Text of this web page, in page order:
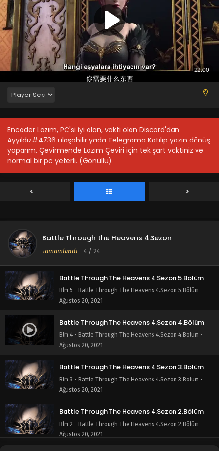
Encoder Lazım, PC'si iyi olan, vakti olan Discord'dan
Ayyıldız#4736 ulaşabilir yada Telegrama Katılıp yazın dönüş
yaparım. Çevirmende Lazım Çeviri için tek şart vaktiniz ve
normal bir pc yeterli. (Gönüllü)
Battle Through the Heavens 4.Sezon
Tamamlandı - 4 / 24
Battle Through The Heavens 4.Sezon 11.Bölüm
Blm 11 - Battle Through The Heavens 4.Sezon 11.Bölüm -
Ağustos 20, 2021
Battle Through The Heavens 4.Sezon 10.Bölüm
Blm 10 - Battle Through The Heavens 4.Sezon 10.Bölüm -
Ağustos 20, 2021
Battle Through The Heavens 4.Sezon 8.Bölüm
Blm 8 - Battle Through The Heavens 4.Sezon 8.Bölüm -
Battle Through The Heavens 4.Sezon 7.Bölüm
Blm 7 - Battle Through The Heavens 4.Sezon 7.Bölüm -
Battle Through The Heavens 4.Sezon 6.Bölüm
Battle Through The Heavens 4.Sezon 5.Bölüm
Blm 5 - Battle Through The Heavens 4.Sezon 5.Bölüm -
Ağustos 20, 2021
Battle Through The Heavens 4.Sezon 4.Bölüm
Blm 4 - Battle Through The Heavens 4.Sezon 4.Bölüm -
Ağustos 20, 2021
Battle Through The Heavens 4.Sezon 3.Bölüm
Blm 3 - Battle Through The Heavens 4.Sezon 3.Bölüm -
Ağustos 20, 2021
Battle Through The Heavens 4.Sezon 2.Bölüm
Blm 2 - Battle Through The Heavens 4.Sezon 2.Bölüm -
Ağustos 20, 2021